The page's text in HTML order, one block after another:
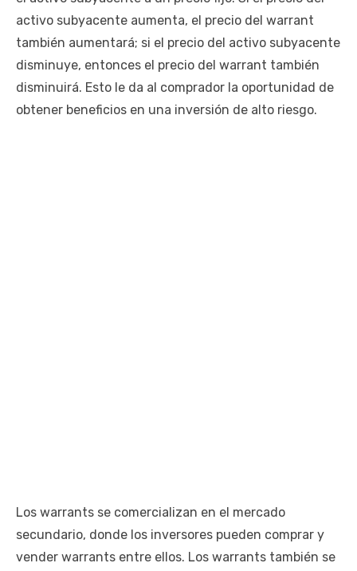
activo subyacente aumenta, el precio del warrant
también aumentará; si el precio del activo subyacente
disminuye, entonces el precio del warrant también
disminuirá. Esto le da al comprador la oportunidad de
obtener beneficios en una inversión de alto riesgo.
Los warrants se comercializan en el mercado
secundario, donde los inversores pueden comprar y
vender warrants entre ellos. Los warrants también se